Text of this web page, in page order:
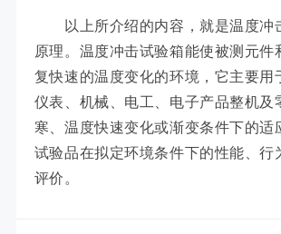
以上所介绍的内容，就是温度冲
原理。温度冲击试验箱能使被测元件
复快速的温度变化的环境，它主要用
仪表、机械、电工、电子产品整机及
寒、温度快速变化或渐变条件下的适
试验品在拟定环境条件下的性能、行
评价。